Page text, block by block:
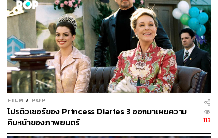
ในปีงบประมาณ 2021 เป็นปีแรกที่รีสอร์ตหลัก 2 แห่งอย่าง
Walt Disney World Resort ในฟลอริดา และ Disneyland
Resort ทางตอนใต้ของแคลิฟอร์เนีย ได้เปิดขึ้นอีกครั้ง
ท่ามกลางตัวเลขจำนวนผู้เข้าร่วมที่สวนสนุกในสหรัฐฯ ของ
Disney ลดลง 17% เมื่อเทียบกับปีก่อนหน้า แต่การใช้จ่ายต่อ
หัวเพิ่มขึ้น 17% หรือเกือบ 3 เท่าของอัตราการเติบโตเฉลี่ยต่อ
ปีในช่วงทศวรรษที่ผ่านมา
การเสกมายากล ‘ราคา’ ครั้งใหม่ในธุรกิจสวนสนุกได้ช่วย
หนุนราคาหุ้นและเพิ่มผลประกอบการทางการเงินในช่วง
เวลาที่ Disney ต้องสูญเสียเงินให้กับธุรกิจอื่นนับพันล้านบาท
เช่น บริการสตรีมมิง Disney+ ที่ได้รับความนิยมแต่มีค่าใช้
FILM / POP
โปรดิวเซอร์ของ Princess Diaries 3 ออกมาเผยความ
คืบหน้าของภาพยนตร์
113